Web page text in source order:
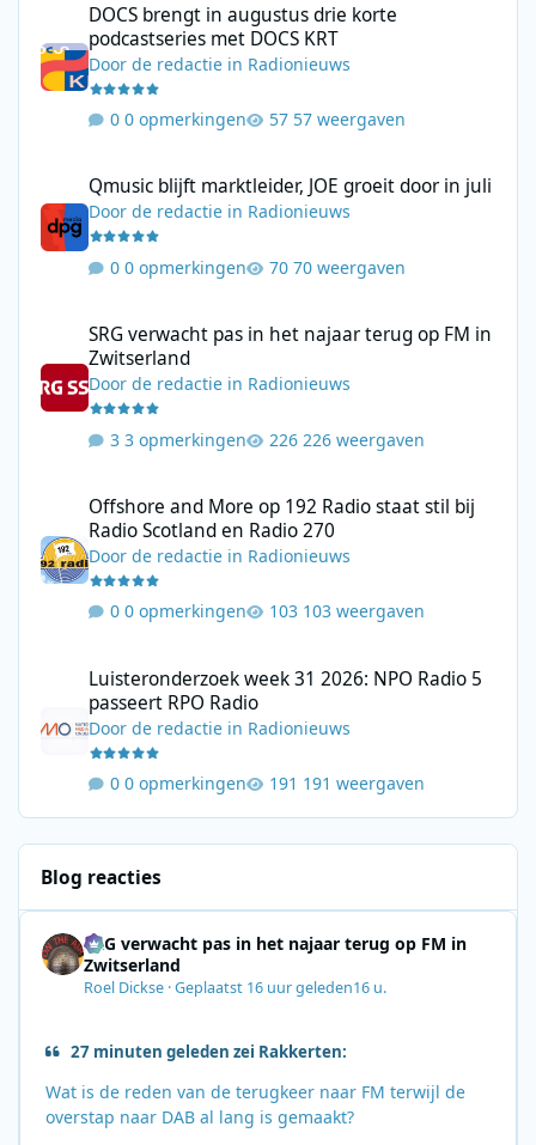
DOCS brengt in augustus drie korte
podcastseries met DOCS KRT
Doorde redactie in Radionieuws
0 opmerkingen 57 weergaven
Qmusic blijft marktleider, JOE groeit door in juli
Doorde redactie in Radionieuws
0 opmerkingen 70 weergaven
SRG verwacht pas in het najaar terug op FM in
Zwitserland
Doorde redactie in Radionieuws
3 opmerkingen 226 weergaven
Offshore and More op 192 Radio staat stil bij
Radio Scotland en Radio 270
Doorde redactie in Radionieuws
0 opmerkingen 103 weergaven
Luisteronderzoek week 31 2026: NPO Radio 5
passeert RPO Radio
Doorde redactie in Radionieuws
0 opmerkingen 191 weergaven
Blog reacties
SRG verwacht pas in het najaar terug op FM in
Zwitserland
Roel Dickse ·Geplaatst 16 uur geleden16 u.
27 minuten geleden zei Rakkerten:
Wat is de reden van de terugkeer naar FM terwijl de
overstap naar DAB al lang is gemaakt?